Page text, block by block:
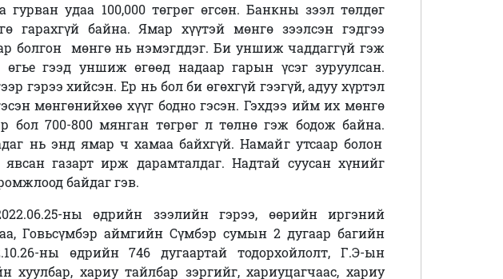
гурван удаа 100,000 төгрөг өгсөн. Банкны зээл төлдөг
гарахгүй байна. Ямар хүүтэй мөнгө зээлсэн гэдгээ
болгон мөнгө нь нэмэгддэг. Би уншиж чаддаггүй гэж
гээд уншиж өгөөд надаар гарын үсэг зуруулсан.
гэрээ хийсэн. Ер нь бол би өгөхгүй гээгүй, адуу хүртэл
мөнгөнийхөө хүүг бодно гэсэн. Гэхдээ ийм их мөнгө
бол 700-800 мянган төгрөг л төлнө гэж бодож байна.
нь энд ямар ч хамаа байхгүй. Намайг утсаар болон
газарт ирж дарамталдаг. Надтай суусан хүнийг
байдаг гэв.
ны өдрийн зээлийн гэрээ, өөрийн иргэний
Говьсүмбэр аймгийн Сүмбэр сумын 2 дугаар багийн
ны өдрийн 746 дугаартай тодорхойлолт,
Г.Э-ын
хуулбар, хариу тайлбар зэргийг, хариуцагчаас, хариу